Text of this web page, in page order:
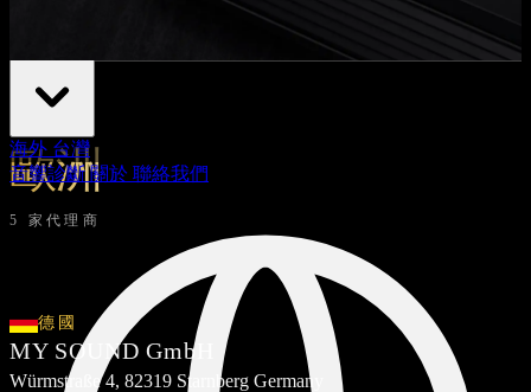
海外 台灣
音響診斷關於 聯絡我們
歐洲
5 家代理商
德國
MY SOUND GmbH
Würmstraße 4, 82319 Starnberg Germany